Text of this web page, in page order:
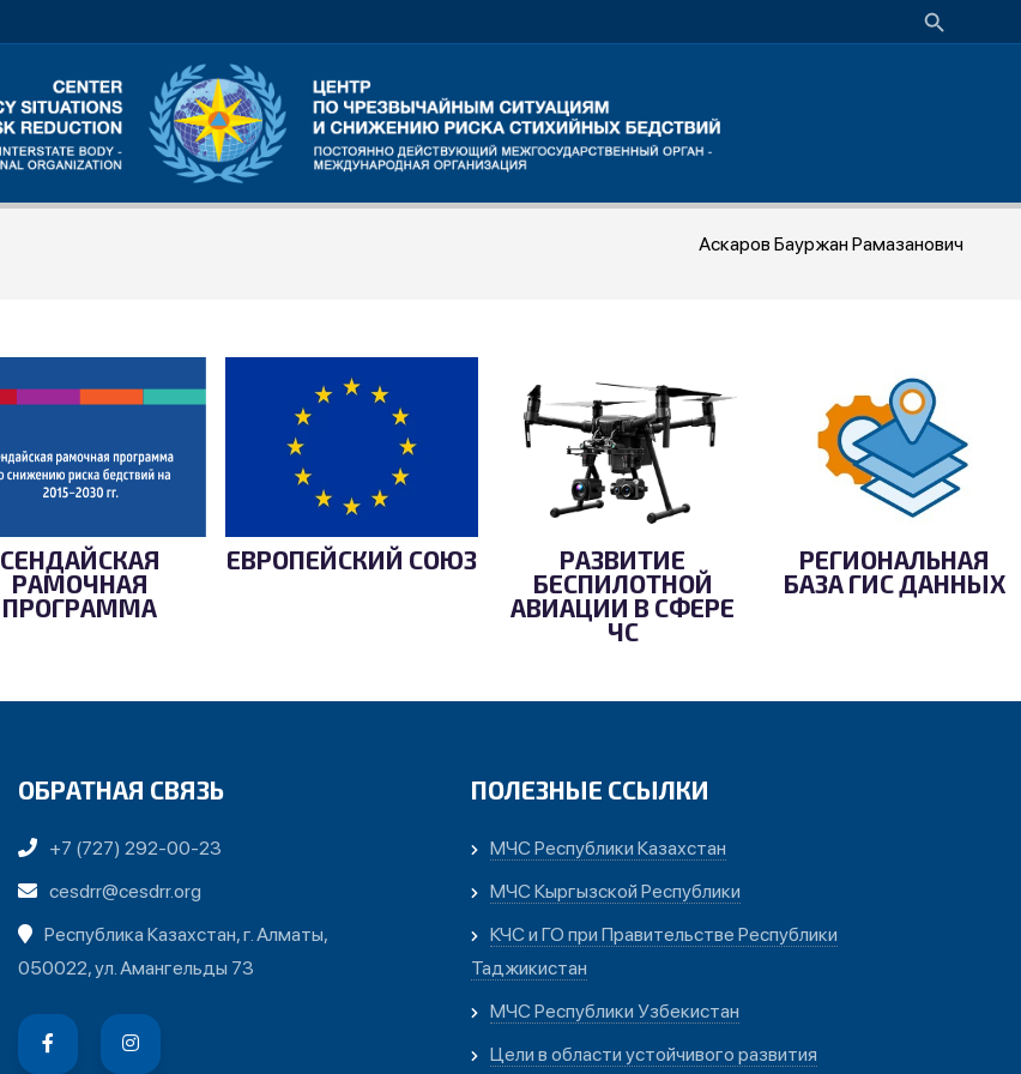
Аскаров Бауржан Рамазанович
СЕНДАЙСКАЯ
РАМОЧНАЯ
ПРОГРАММА
ЕВРОПЕЙСКИЙ СОЮЗ
РАЗВИТИЕ
БЕСПИЛОТНОЙ
АВИАЦИИ В СФЕРЕ
ЧС
РЕГИОНАЛЬНАЯ
БАЗА ГИС ДАННЫХ
ОБРАТНАЯ СВЯЗЬ
+7 (727) 292-00-23
cesdrr@cesdrr.org
Республика Казахстан, г. Алматы,
050022, ул. Амангельды 73
ПОЛЕЗНЫЕ ССЫЛКИ
МЧС Республики Казахстан
МЧС Кыргызской Республики
КЧС и ГО при Правительстве Республики
Таджикистан
МЧС Республики Узбекистан
Цели в области устойчивого развития